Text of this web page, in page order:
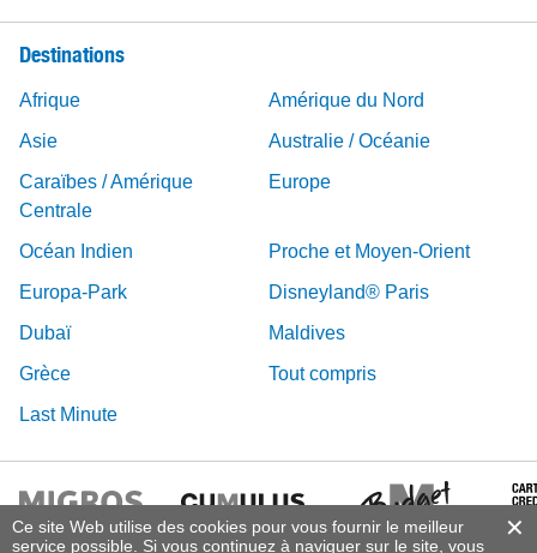
Ce site Web utilise des cookies pour vous fournir le meilleur
service possible. Si vous continuez à naviguer sur le site, vous
Destinations
Afrique
Amérique du Nord
Asie
Australie / Océanie
Caraïbes / Amérique
Centrale
Europe
Océan Indien
Proche et Moyen-Orient
Europa-Park
Disneyland® Paris
Dubaï
Maldives
Grèce
Tout compris
Last Minute